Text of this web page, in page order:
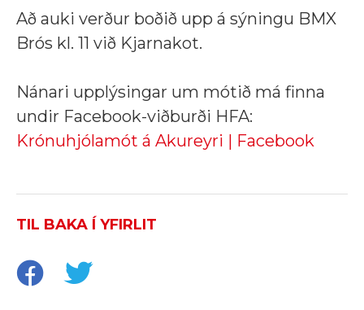
Að auki verður boðið upp á sýningu BMX
Brós kl. 11 við Kjarnakot.
Nánari upplýsingar um mótið má finna
undir Facebook-viðburði HFA:
Krónuhjólamót á Akureyri | Facebook
TIL BAKA Í YFIRLIT